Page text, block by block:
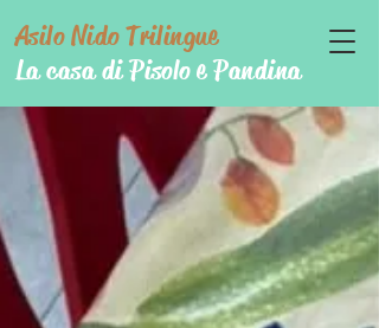
Asilo Nido Trilingue
La casa di Pisolo e Pandina